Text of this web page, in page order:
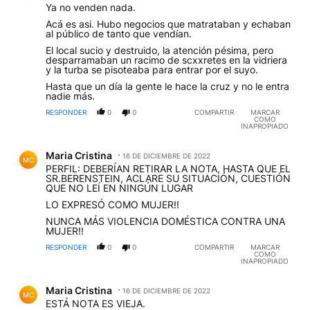
Ya no venden nada.
Acá es asi. Hubo negocios que matrataban y echaban
al público de tanto que vendían.
El local sucio y destruido, la atención pésima, pero
desparramaban un racimo de scxxretes en la vidriera
y la turba se pisoteaba para entrar por el suyo.
Hasta que un día la gente le hace la cruz y no le entra
nadie más.
RESPONDER 0 0 COMPARTIR
MARCAR
COMO
INAPROPIADO
MC Maria Cristina 16 DE DICIEMBRE DE 2022
PERFIL: DEBERÍAN RETIRAR LA NOTA, HASTA QUE EL
SR.BERENSTEIN, ACLARE SU SITUACIÓN, CUESTIÓN
QUE NO LEÍ EN NINGÚN LUGAR
LO EXPRESÓ COMO MUJER!!
NUNCA MÁS VIOLENCIA DOMÉSTICA CONTRA UNA
MUJER!!
RESPONDER 0 0 COMPARTIR
MARCAR
COMO
INAPROPIADO
MC Maria Cristina 16 DE DICIEMBRE DE 2022
ESTÁ NOTA ES VIEJA.